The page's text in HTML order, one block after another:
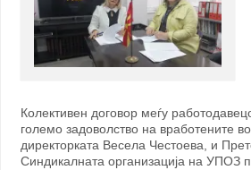
Колективен договор меѓу
големо задоволство на вработените
директорката Весела Честоева, и
Синдикалната организација на УПОЗ